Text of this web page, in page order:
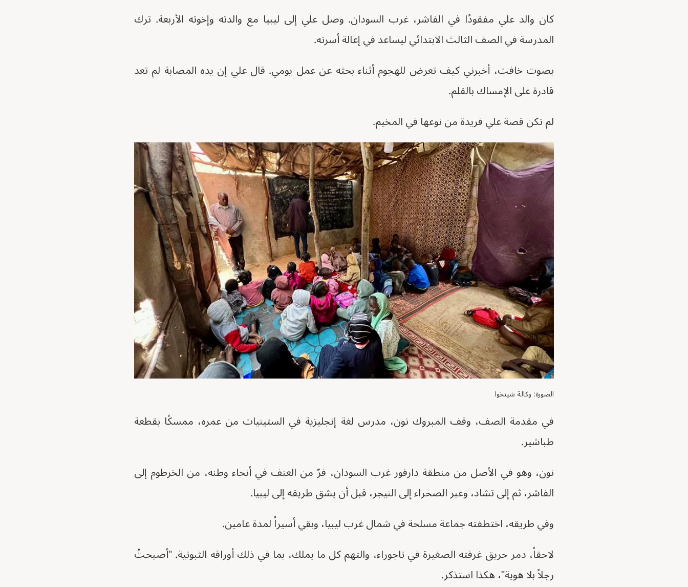
كان والد علي مفقودًا في الفاشر، غرب السودان. وصل علي إلى ليبيا مع والدته وإخوته الأربعة. ترك
المدرسة في الصف الثالث الابتدائي ليساعد في إعالة أسرته.
بصوت خافت، أخبرني كيف تعرض للهجوم أثناء بحثه عن عمل يومي. قال علي إن يده المصابة لم تعد
قادرة على الإمساك بالقلم.
لم تكن قصة علي فريدة من نوعها في المخيم.
الصورة: وكالة شينخوا
في مقدمة الصف، وقف المبروك نون، مدرس لغة إنجليزية في الستينيات من عمره، ممسكًا بقطعة
طباشير.
نون، وهو في الأصل من منطقة دارفور غرب السودان، فرّ من العنف في أنحاء وطنه، من الخرطوم إلى
الفاشر، ثم إلى تشاد، وعبر الصحراء إلى النيجر، قبل أن يشق طريقه إلى ليبيا.
وفي طريقه، اختطفته جماعة مسلحة في شمال غرب ليبيا، وبقي أسيراً لمدة عامين.
لاحقاً، دمر حريق غرفته الصغيرة في تاجوراء، والتهم كل ما يملك، بما في ذلك أوراقه الثبوتية. "أصبحتُ
رجلاً بلا هوية"، هكذا استذكر.